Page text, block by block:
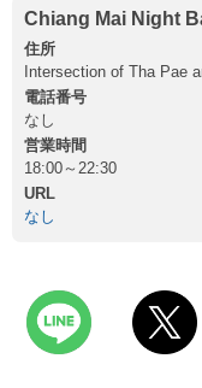
Chiang Mai Night
住所
Intersection of Tha Pae
電話番号
なし
営業時間
18:00～22:30
URL
なし